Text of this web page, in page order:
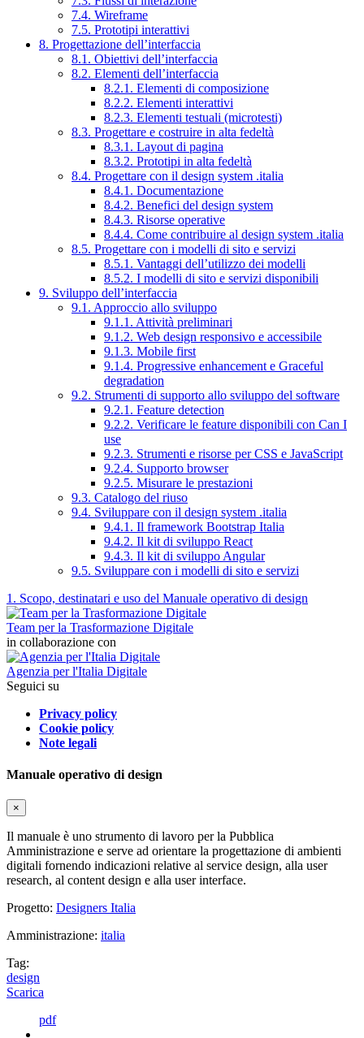
7.4. Wireframe
7.5. Prototipi interattivi
8. Progettazione dell’interfaccia
8.1. Obiettivi dell’interfaccia
8.2. Elementi dell’interfaccia
8.2.1. Elementi di composizione
8.2.2. Elementi interattivi
8.2.3. Elementi testuali (microtesti)
8.3. Progettare e costruire in alta fedeltà
8.3.1. Layout di pagina
8.3.2. Prototipi in alta fedeltà
8.4. Progettare con il design system .italia
8.4.1. Documentazione
8.4.2. Benefici del design system
8.4.3. Risorse operative
8.4.4. Come contribuire al design system .italia
8.5. Progettare con i modelli di sito e servizi
8.5.1. Vantaggi dell’utilizzo dei modelli
8.5.2. I modelli di sito e servizi disponibili
9. Sviluppo dell’interfaccia
9.1. Approccio allo sviluppo
9.1.1. Attività preliminari
9.1.2. Web design responsivo e accessibile
9.1.3. Mobile first
9.1.4. Progressive enhancement e Graceful
degradation
9.2. Strumenti di supporto allo sviluppo del software
9.2.1. Feature detection
9.2.2. Verificare le feature disponibili con Can I
use
9.2.3. Strumenti e risorse per CSS e JavaScript
9.2.4. Supporto browser
9.2.5. Misurare le prestazioni
9.3. Catalogo del riuso
9.4. Sviluppare con il design system .italia
9.4.1. Il framework Bootstrap Italia
9.4.2. Il kit di sviluppo React
9.4.3. Il kit di sviluppo Angular
9.5. Sviluppare con i modelli di sito e servizi
1. Scopo, destinatari e uso del Manuale operativo di design
Team per la Trasformazione Digitale
in collaborazione con
Agenzia per l'Italia Digitale
Seguici su
Privacy policy
Cookie policy
Note legali
Manuale operativo di design
×
Il manuale è uno strumento di lavoro per la Pubblica
Amministrazione e serve ad orientare la progettazione di ambienti
digitali fornendo indicazioni relative al service design, alla user
research, al content design e alla user interface.
Progetto: Designers Italia
Amministrazione: italia
Tag:
design
Scarica
pdf